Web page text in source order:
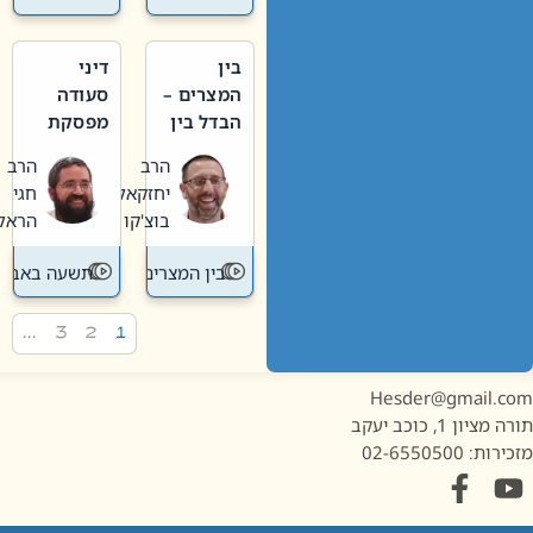
בין
המצרים –
הבדל בין
חדשה
לישנה
הרב
יחזקאל
בוצ'קו
בין המצרים
דיני
סעודה
מפסקת
תשעה
באב
הרב
חגי
הראל
תשעה באב
1, כוכב יעקב
02-6550500